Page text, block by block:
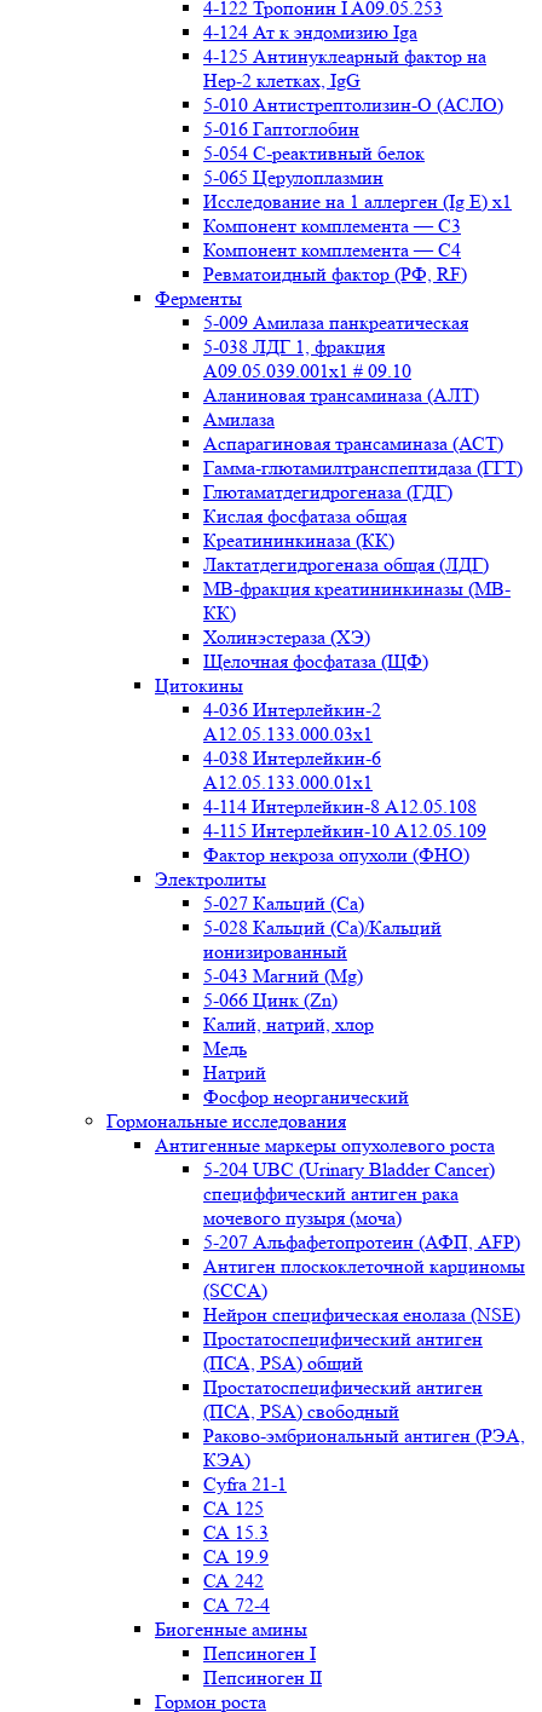
4-122 Тропонин I A09.05.253
4-124 Ат к эндомизию Iga
4-125 Антинуклеарный фактор на
Нер-2 клетках, IgG
5-010 Антистрептолизин-О (АСЛО)
5-016 Гаптоглобин
5-054 С-реактивный белок
5-065 Церулоплазмин
Исследование на 1 аллерген (Ig E) x1
Компонент комплемента — С3
Компонент комплемента — С4
Ревматоидный фактор (РФ, RF)
Ферменты
5-009 Амилаза панкреатическая
5-038 ЛДГ 1, фракция
A09.05.039.001x1 # 09.10
Аланиновая трансаминаза (АЛТ)
Амилаза
Аспарагиновая трансаминаза (АСТ)
Гамма-глютамилтранспептидаза (ГГТ)
Глютаматдегидрогеназа (ГДГ)
Кислая фосфатаза общая
Креатининкиназа (КК)
Лактатдегидрогеназа общая (ЛДГ)
МВ-фракция креатининкиназы (МВ-
КК)
Холинэстераза (ХЭ)
Щелочная фосфатаза (ЩФ)
Цитокины
4-036 Интерлейкин-2
A12.05.133.000.03x1
4-038 Интерлейкин-6
A12.05.133.000.01x1
4-114 Интерлейкин-8 A12.05.108
4-115 Интерлейкин-10 A12.05.109
Фактор некроза опухоли (ФНО)
Электролиты
5-027 Кальций (Ca)
5-028 Кальций (Ca)/Кальций
ионизированный
5-043 Магний (Mg)
5-066 Цинк (Zn)
Калий, натрий, хлор
Медь
Натрий
Фосфор неорганический
Гормональные исследования
Антигенные маркеры опухолевого роста
5-204 UBC (Urinary Bladder Cancer)
специффический антиген рака
мочевого пузыря (моча)
5-207 Альфафетопротеин (АФП, AFP)
Антиген плоскоклеточной карциномы
(SCCA)
Нейрон специфическая енолаза (NSE)
Простатоспецифический антиген
(ПСА, PSA) общий
Простатоспецифический антиген
(ПСА, PSA) свободный
Раково-эмбриональный антиген (РЭА,
КЭА)
Сyfra 21-1
СА 125
СА 15.3
СА 19.9
СА 242
СА 72-4
Биогенные амины
Пепсиноген I
Пепсиноген II
Гормон роста